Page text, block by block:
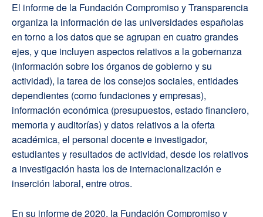
El informe de la Fundación Compromiso y Transparencia
organiza la información de las universidades españolas
en torno a los datos que se agrupan en cuatro grandes
ejes, y que incluyen aspectos relativos a la gobernanza
(información sobre los órganos de gobierno y su
actividad), la tarea de los consejos sociales, entidades
dependientes (como fundaciones y empresas),
información económica (presupuestos, estado financiero,
memoria y auditorías) y datos relativos a la oferta
académica, el personal docente e investigador,
estudiantes y resultados de actividad, desde los relativos
a investigación hasta los de internacionalización e
inserción laboral, entre otros.
En su informe de 2020, la Fundación Compromiso y